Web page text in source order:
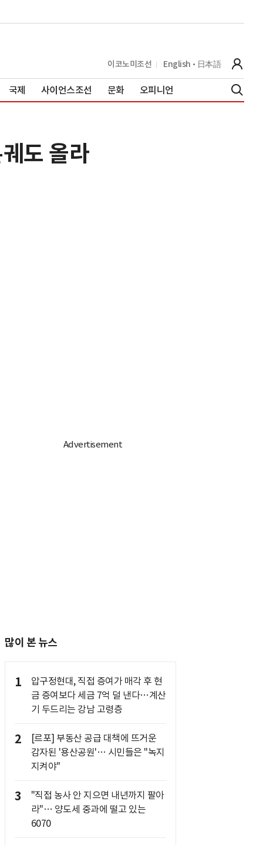
이코노미조선 English 日本語
국제 사이언스조선 문화 오피니언
도 올라
많이 본 뉴스
1
압구정현대, 직접 증여가 매각 후 현
금 증여보다 세금 7억 덜 낸다…계산
기 두드리는 강남 고령층
2
[르포] 부동산 공급 대책에 뜨거운
감자된 '용산공원'… 시민들은 "녹지
지켜야"
3
"직접 농사 안 지으면 내년까지 팔아
라"… 양도세 중과에 떨고 있는
6070